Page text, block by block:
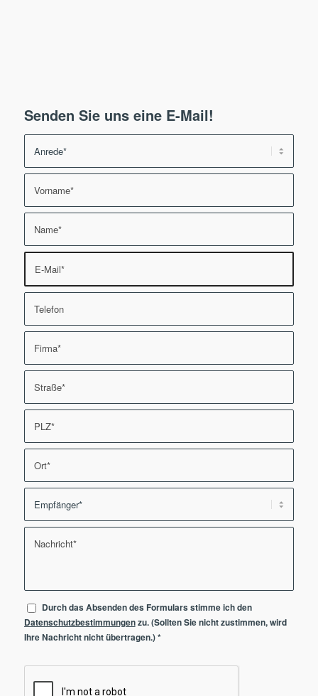
Senden Sie uns eine E-Mail!
Durch das Absenden des Formulars stimme ich den
Datenschutzbestimmungenzu. (Sollten Sie nicht zustimmen, wird
Ihre Nachricht nicht übertragen.)*